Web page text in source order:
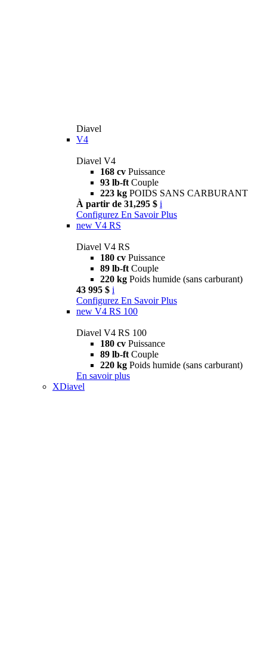
Diavel
V4
Diavel V4
168 cv Puissance
93 lb-ft Couple
223 kg POIDS SANS CARBURANT
À partir de 31,295 $ i
Configurez En Savoir Plus
new V4 RS
Diavel V4 RS
180 cv Puissance
89 lb-ft Couple
220 kg Poids humide (sans carburant)
43 995 $ i
Configurez En Savoir Plus
new V4 RS 100
Diavel V4 RS 100
180 cv Puissance
89 lb-ft Couple
220 kg Poids humide (sans carburant)
En savoir plus
XDiavel